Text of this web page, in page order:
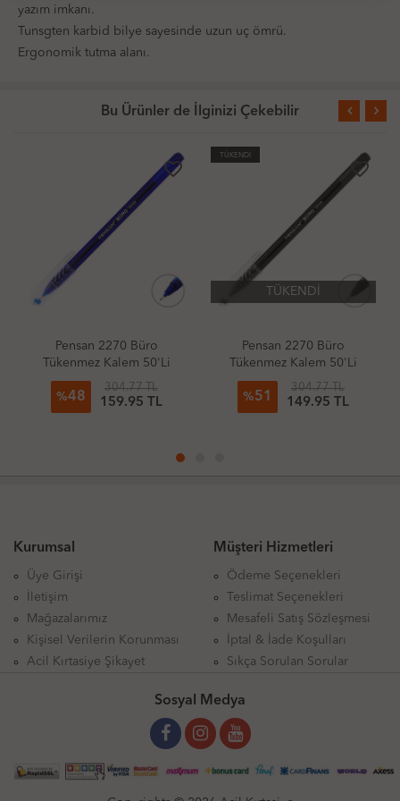
yazım imkanı.
Tunsgten karbid bilye sayesinde uzun uç ömrü.
Ergonomik tutma alanı.
Bu Ürünler de İlginizi Çekebilir
favorite_border
Pensan 2270 Büro
Tükenmez Kalem 50'Li
Paket Mavi
%48
304.77 TL
159.95 TL
TÜKENDİ
favorite_border
TÜKENDİ
Pensan 2270 Büro
Tükenmez Kalem 50'Li
Paket Siyah
%51
304.77 TL
149.95 TL
Kurumsal
Üye Girişi
İletişim
Mağazalarımız
Kişisel Verilerin Korunması
Acil Kırtasiye Şikayet
Müşteri Hizmetleri
Ödeme Seçenekleri
Teslimat Seçenekleri
Mesafeli Satış Sözleşmesi
İptal & İade Koşulları
Sıkça Sorulan Sorular
Sosyal Medya